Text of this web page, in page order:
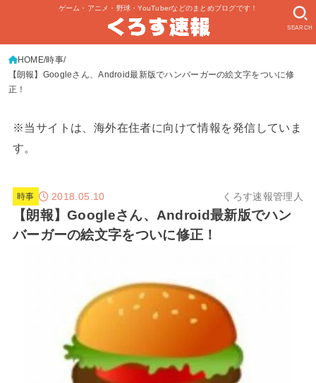
ゲーム・アニメ・野球・YouTuberなどのまとめブログです！
SEARCH
HOME 時事
【朗報】Googleさん、Android最新版でハンバーガーの絵文字をついに修
正！
※当サイトは、海外在住者に向けて情報を発信していま
す。
時事 2018.05.10 くろす速報管理人
【朗報】Googleさん、Android最新版でハン
バーガーの絵文字をついに修正！